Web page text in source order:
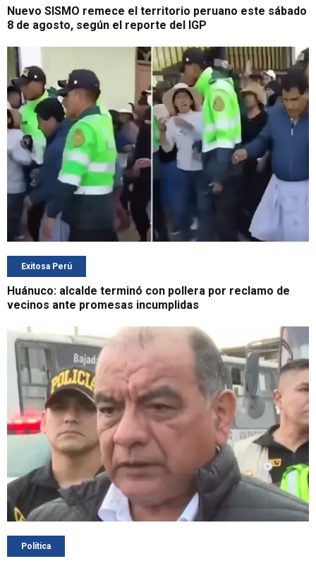
Nuevo SISMO remece el territorio peruano este sábado
8 de agosto, según el reporte del IGP
Exitosa Perú
Huánuco: alcalde terminó con pollera por reclamo de
vecinos ante promesas incumplidas
Política